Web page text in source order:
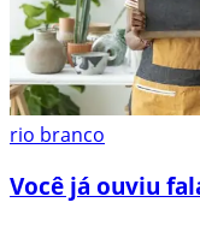
rio branco
Você já ouviu